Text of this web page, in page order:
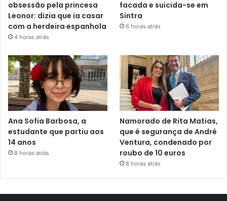
obsessão pela princesa
Leonor: dizia que ia casar
com a herdeira espanhola
4 horas atrás
facada e suicida-se em
Sintra
6 horas atrás
Ana Sofia Barbosa, a
estudante que partiu aos
14 anos
8 horas atrás
Namorado de Rita Matias,
que é segurança de André
Ventura, condenado por
roubo de 10 euros
8 horas atrás